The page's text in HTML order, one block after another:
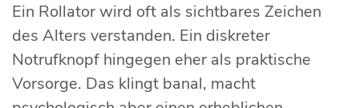
Ein Rollator wird oft als sichtbares Zeichen
des Alters verstanden. Ein diskreter
Notrufknopf hingegen eher als praktische
Vorsorge. Das klingt banal, macht